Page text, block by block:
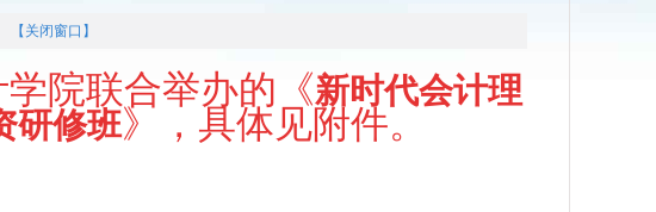
【关闭窗口】
院联合举办的 《新时代会计理
研修班》 ，具体见附件。